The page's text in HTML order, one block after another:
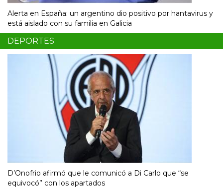
Alerta en España: un argentino dio positivo por hantavirus y
está aislado con su familia en Galicia
DEPORTES
D’Onofrio afirmó que le comunicó a Di Carlo que “se
equivocó” con los apartados